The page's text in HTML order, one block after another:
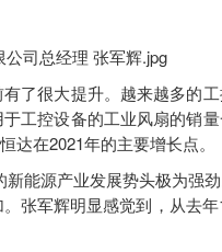
了很大提升。越来越多的
工控设备的工业风扇的销
在2021年的主要增长点。
新能源产业发展势头极为强
张军辉明显感觉到，从去